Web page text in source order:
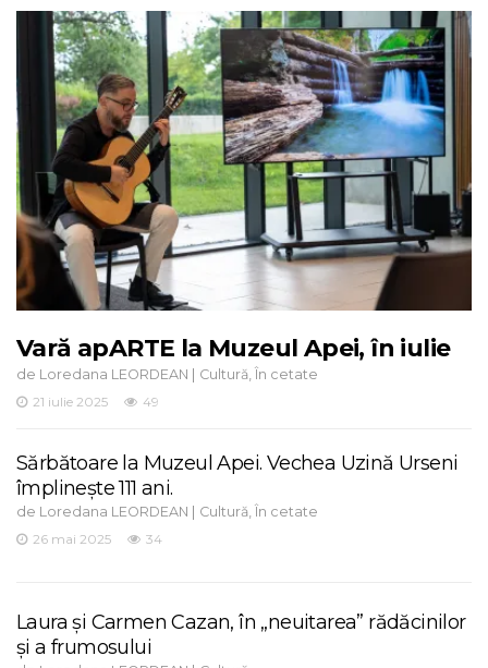
Vară apARTE la Muzeul Apei, în iulie
de Loredana LEORDEAN | Cultură În cetate
21 iulie 2025
49
Sărbătoare la Muzeul Apei. Vechea Uzină Urseni
împlinește 111 ani.
de Loredana LEORDEAN | Cultură În cetate
26 mai 2025
34
Laura și Carmen Cazan, în „neuitarea” rădăcinilor
și a frumosului